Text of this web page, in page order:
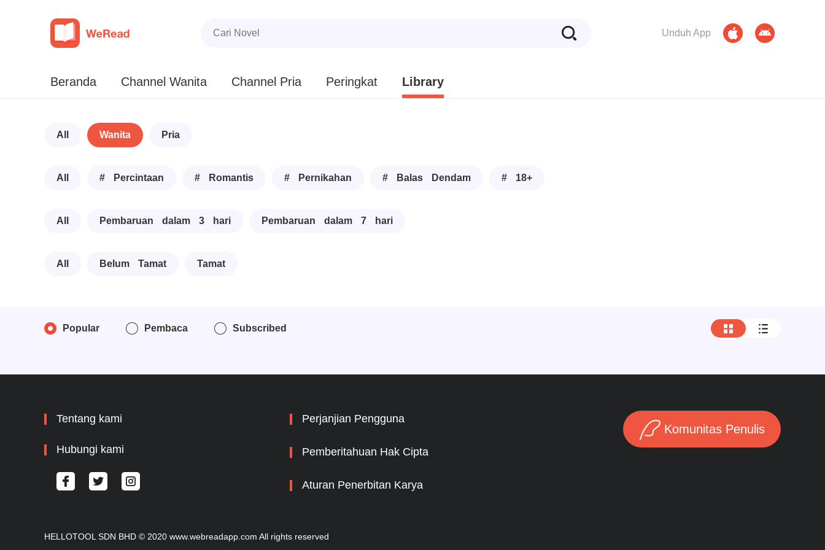
Unduh App
Beranda Channel Wanita Channel Pria Peringkat Library
All Wanita Pria
All # Percintaan # Romantis # Pernikahan # Balas Dendam # 18+
All Pembaruan dalam 3 hari Pembaruan dalam 7 hari
All Belum Tamat Tamat
Popular Pembaca Subscribed
Tentang kami
Hubungi kami
Perjanjian Pengguna
Pemberitahuan Hak Cipta
Aturan Penerbitan Karya
Komunitas Penulis
HELLOTOOL SDN BHD © 2020 www.webreadapp.com All rights reserved